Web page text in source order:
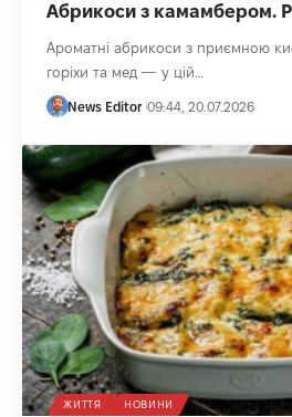
Абрикоси з камамбером.
Ароматні абрикоси з приємною
горіхи та мед — у цій…
News Editor 09:44, 20.07.2026
ЖИТТЯ НОВИНИ